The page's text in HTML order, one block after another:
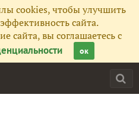
cookies, чтобы улучшить
сайта.
сайта, вы соглашаетесь с
ок